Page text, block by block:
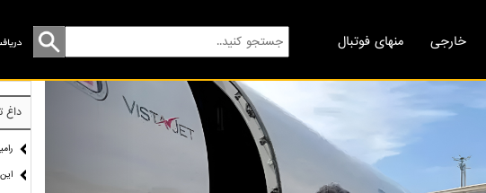
خارجی منهای فوتبال
Previous
داغ